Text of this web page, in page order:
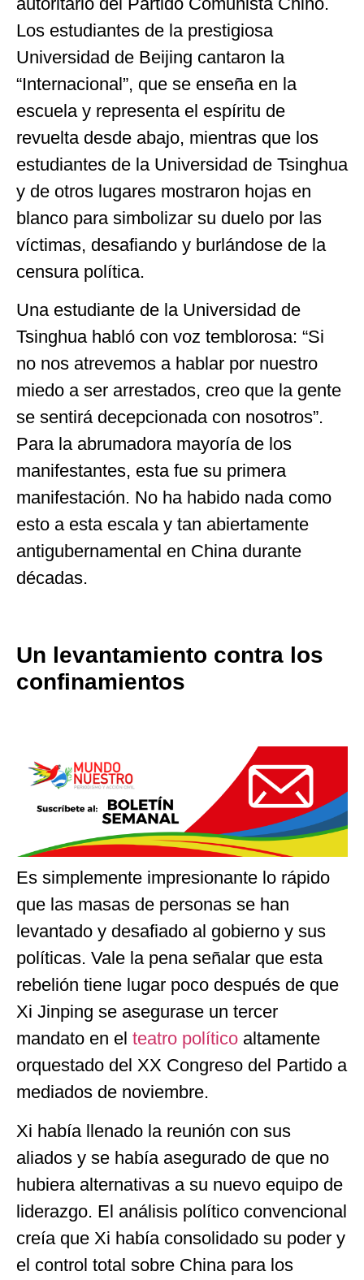
Los estudiantes de la prestigiosa
Universidad de Beijing cantaron la
“Internacional”, que se enseña en la
escuela y representa el espíritu de
revuelta desde abajo, mientras que los
estudiantes de la Universidad de Tsinghua
y de otros lugares mostraron hojas en
blanco para simbolizar su duelo por las
víctimas, desafiando y burlándose de la
censura política.
Una estudiante de la Universidad de
Tsinghua habló con voz temblorosa: “Si
no nos atrevemos a hablar por nuestro
miedo a ser arrestados, creo que la gente
se sentirá decepcionada con nosotros”.
Para la abrumadora mayoría de los
manifestantes, esta fue su primera
manifestación. No ha habido nada como
esto a esta escala y tan abiertamente
antigubernamental en China durante
décadas.
Un levantamiento contra los
confinamientos
Es simplemente impresionante lo rápido
que las masas de personas se han
levantado y desafiado al gobierno y sus
políticas. Vale la pena señalar que esta
rebelión tiene lugar poco después de que
Xi Jinping se asegurase un tercer
mandato en el teatro político altamente
orquestado del XX Congreso del Partido a
mediados de noviembre.
Xi había llenado la reunión con sus
aliados y se había asegurado de que no
hubiera alternativas a su nuevo equipo de
liderazgo. El análisis político convencional
creía que Xi había consolidado su poder y
el control total sobre China para los